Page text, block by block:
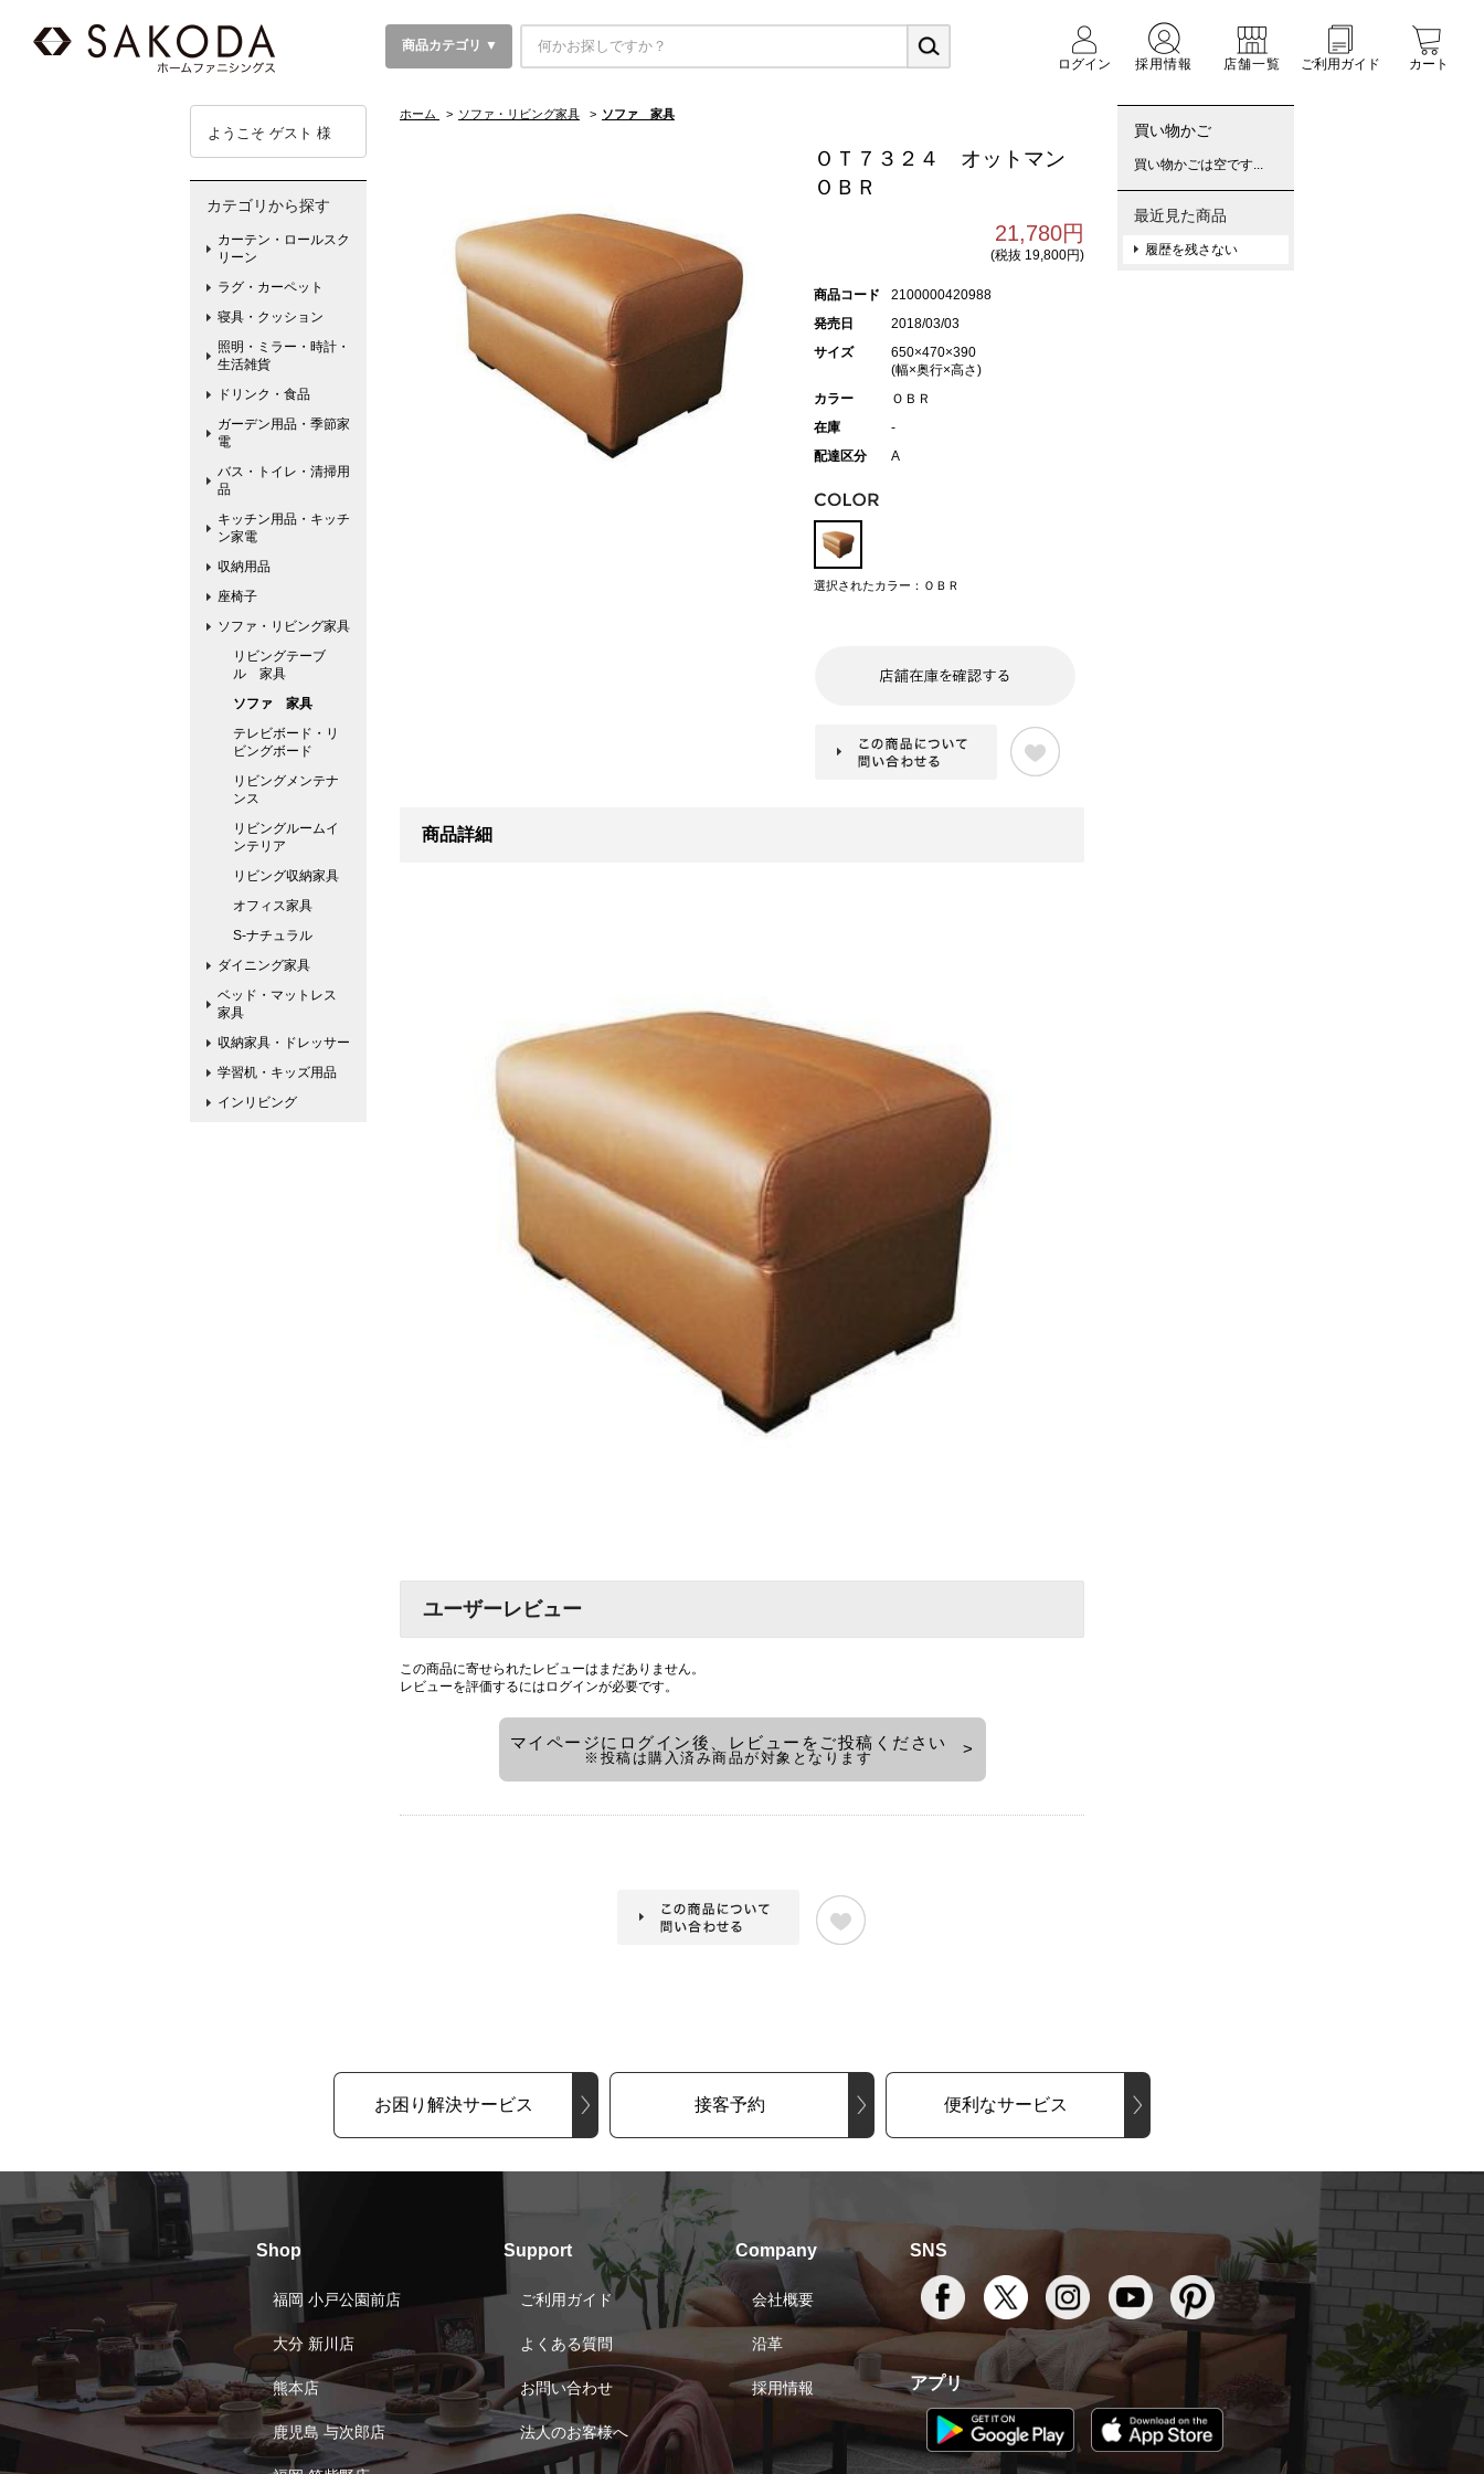
商品カテゴリ ▼
ログイン
採用情報 店舗一覧 ご利用ガイド カート
ホーム > ソファ・リビング家具 > ソファ 家具
ＯＴ７３２４ オットマン
ＯＢＲ
21,780円
(税抜 19,800円)
商品コード
2100000420988
発売日
2018/03/03
サイズ
650×470×390
(幅×奥行×高さ)
カラー
ＯＢＲ
在庫
-
配達区分
A
選択されたカラー：ＯＢＲ
商品詳細
ユーザーレビュー
この商品に寄せられたレビューはまだありません。
レビューを評価するには ログインが必要です。
マイページにログイン後、レビューをご投稿ください
※投稿は購入済み商品が対象となります
ようこそ ゲスト 様
カテゴリから探す
カーテン・ロールスク
リーン
ラグ・カーペット
寝具・クッション
照明・ミラー・時計・
生活雑貨
ドリンク・食品
ガーデン用品・季節家
電
バス・トイレ・清掃用
品
キッチン用品・キッチ
ン家電
収納用品
座椅子
ソファ・リビング家具
リビングテーブ
ル 家具
ソファ 家具
テレビボード・リ
ビングボード
リビングメンテナ
ンス
リビングルームイ
ンテリア
リビング収納家具
オフィス家具
S-ナチュラル
ダイニング家具
ベッド・マットレス
家具
収納家具・ドレッサー
学習机・キッズ用品
インリビング
買い物かご
買い物かごは空です...
最近見た商品
履歴を残さない
お困り解決サービス 接客予約 便利なサービス
Shop
福岡 小戸公園前店
大分 新川店
熊本店
鹿児島 与次郎店
Support
ご利用ガイド
よくある質問
お問い合わせ
法人のお客様へ
Company
会社概要
沿革
採用情報
SNS
アプリ